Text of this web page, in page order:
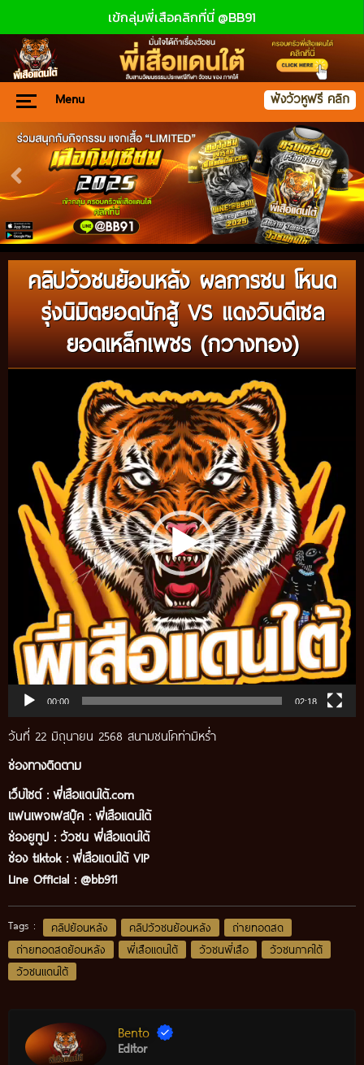
เข้กลุ่มพี่เสือคลิกที่นี่ @BB91
Menu ฟังวัวหูฟรี คลิก
คลิปวัวชนย้อนหลัง ผลการชน โหนด
รุ่งนิมิตยอดนักสู้ VS แดงวินดีเซล
ยอดเหล็กเพชร (กวางทอง)
00:00 02:18
วันที่ 22 มิถุนายน 2568 สนามชนโคท่ามิหร่ำ
ช่องทางติดตาม
เว็บไซต์ : พี่เสือแดนใต้.com
แฟนเพจเฟสบุ๊ค : พี่เสือแดนใต้
ช่องยูทูป : วัวชน พี่เสือแดนใต้
ช่อง tiktok : พี่เสือแดนใต้ VIP
Line Official : @bb911
Tags : คลิปย้อนหลัง คลิปวัวชนย้อนหลัง
ถ่ายทอดสด
ถ่ายทอดสดย้อนหลัง
พี่เสือแดนใต้ วัวชนพี่เสือ
วัวชนภาคใต้
วัวชนแดนใต้
Bento
Editor